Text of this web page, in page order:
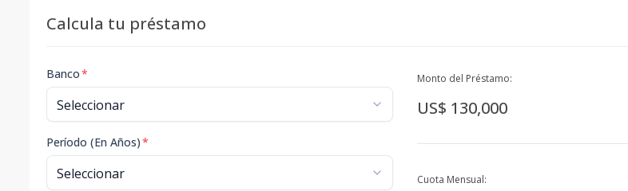
Calcula tu préstamo
Banco*
Período (En Años)*
Monto del Préstamo:
US$ 130,000
Cuota Mensual: